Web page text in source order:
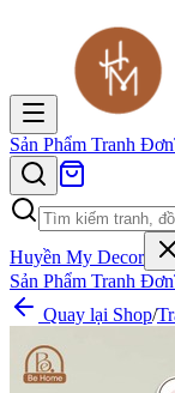
Sản Phẩm Tranh Đơn
Huyền My Decor
Sản Phẩm Tranh Đơn
Quay lại Shop/